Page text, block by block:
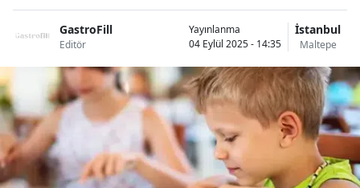
GastroFill
Editör
Yayınlanma
04 Eylül 2025 - 14:35
İstanbul
Maltepe